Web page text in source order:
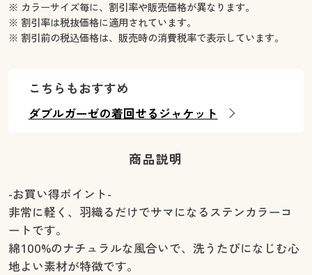
※ カラーサイズ毎に、割引率や販売価格が異なります。
※ 割引率は税抜価格に適用されています。
※ 割引前の税込価格は、販売時の消費税率で表示しています。
こちらもおすすめ
ダブルガーゼの着回せるジャケット
商品説明
-お買い得ポイント-
非常に軽く、羽織るだけでサマになるステンカラーコ
ートです。
綿100%のナチュラルな風合いで、洗うたびになじむ心
地よい素材が特徴です。